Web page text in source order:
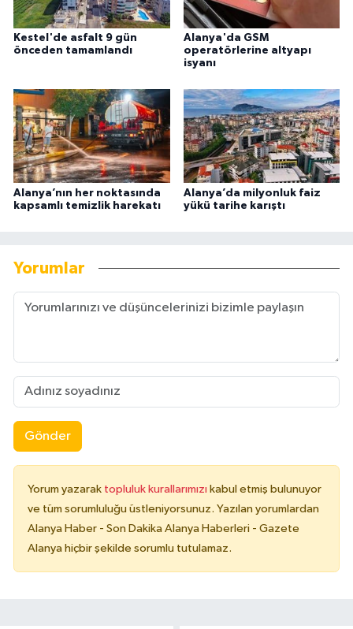
Kestel'de asfalt 9 gün
önceden tamamlandı
Alanya'da GSM
operatörlerine altyapı
isyanı
Alanya’nın her noktasında
kapsamlı temizlik harekatı
Alanya’da milyonluk faiz
yükü tarihe karıştı
Yorumlar
Gönder
Yorum yazarak topluluk kurallarımızı kabul etmiş bulunuyor
ve tüm sorumluluğu üstleniyorsunuz. Yazılan yorumlardan
Alanya Haber - Son Dakika Alanya Haberleri - Gazete
Alanya hiçbir şekilde sorumlu tutulamaz.